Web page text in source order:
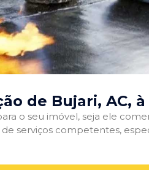
de Bujari, AC,
o seu imóvel, seja ele
serviços competentes,